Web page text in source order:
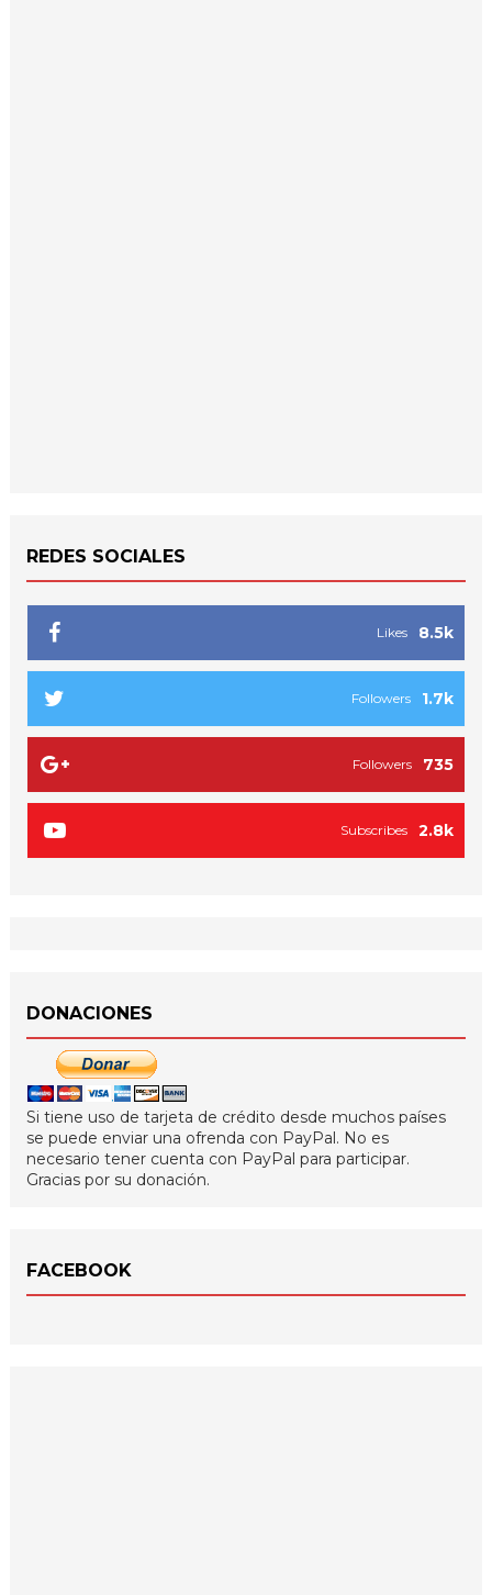
REDES SOCIALES
8.5k
Likes
1.7k
Followers
735
Followers
2.8k
Subscribes
DONACIONES
Si tiene uso de tarjeta de crédito desde muchos países
se puede enviar una ofrenda con PayPal. No es
necesario tener cuenta con PayPal para participar.
Gracias por su donación.
FACEBOOK